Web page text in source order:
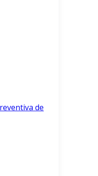
de